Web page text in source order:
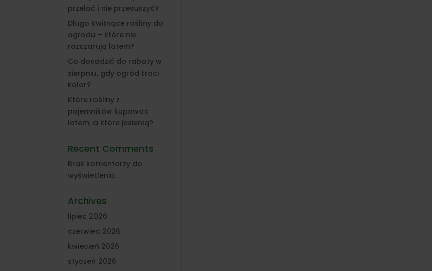
przelać i nie przesuszyć?
Długo kwitnące rośliny do
ogrodu – które nie
rozczarują latem?
Co dosadzić do rabaty w
sierpniu, gdy ogród traci
kolor?
Które rośliny z
pojemników kupować
latem, a które jesienią?
Recent Comments
Brak komentarzy do
wyświetlenia.
Archives
lipiec 2026
czerwiec 2026
kwiecień 2026
styczeń 2026